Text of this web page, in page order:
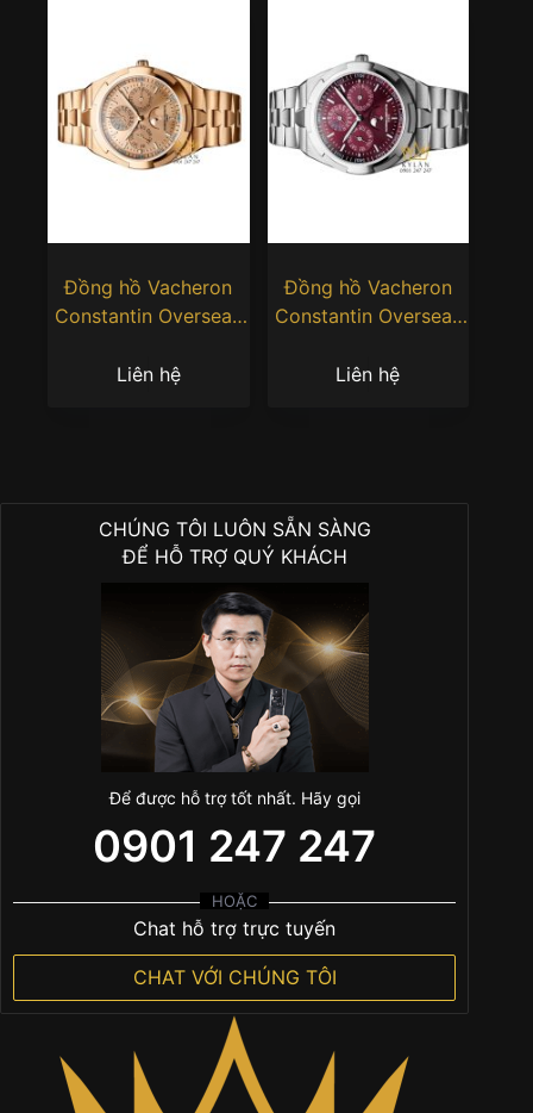
Đồng hồ Vacheron
Constantin Overseas
Ultra Thin Skeleton
Liên hệ
Đồng hồ Vacheron
Constantin Overseas
Ultra Thin 4300V
Liên hệ
CHÚNG TÔI LUÔN SẴN SÀNG
ĐỂ HỖ TRỢ QUÝ KHÁCH
Để được hỗ trợ tốt nhất. Hãy gọi
0901 247 247
HOẶC
Chat hỗ trợ trực tuyến
CHAT VỚI CHÚNG TÔI